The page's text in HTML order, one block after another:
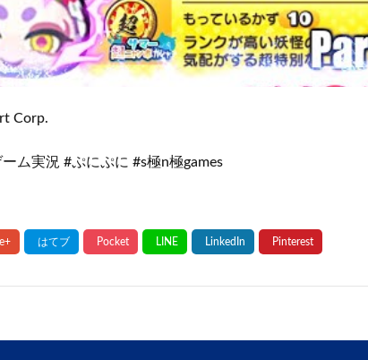
Corp.
ム実況 #ぷにぷに #s極n極games